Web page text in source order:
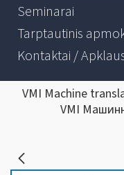
Seminarai
Tarptautinis
Kontaktai /
VMI Machine
VMI